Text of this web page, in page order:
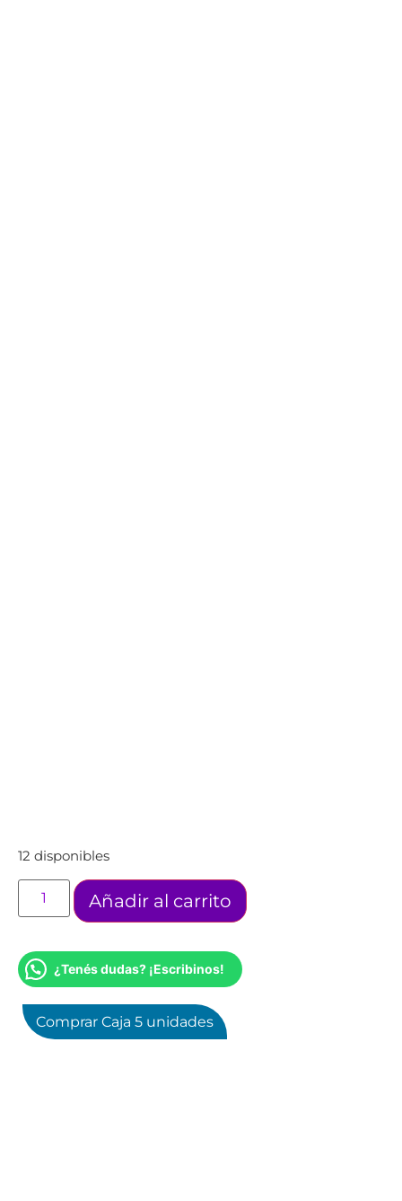
12 disponibles
Añadir al carrito
¿Tenés dudas? ¡Escribinos!
Comprar Caja 5 unidades